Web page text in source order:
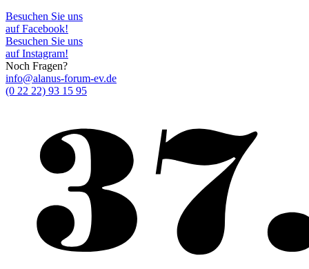
Besuchen Sie uns
auf Facebook!
Besuchen Sie uns
auf Instagram!
Noch Fragen?
info@alanus-forum-ev.de
(0 22 22) 93 15 95